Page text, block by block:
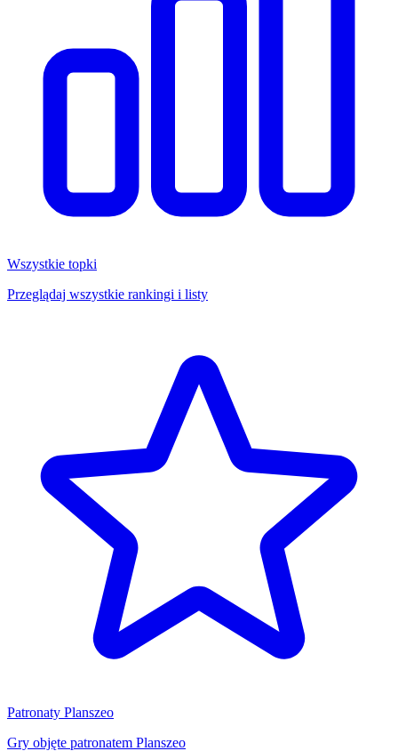
Wszystkie topki
Przeglądaj wszystkie rankingi i listy
Patronaty Planszeo
Gry objęte patronatem Planszeo